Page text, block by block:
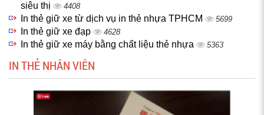
siêu thị
4408
In thẻ giữ xe từ dịch vụ in thẻ nhựa TPHCM 5699
In thẻ giữ xe đạp 4628
In thẻ giữ xe máy bằng chất liệu thẻ nhựa 5363
IN THẺ NHÂN VIÊN